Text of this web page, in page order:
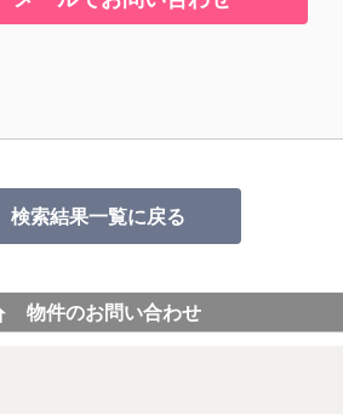
検索結果一覧に戻る
物件のお問い合わせ